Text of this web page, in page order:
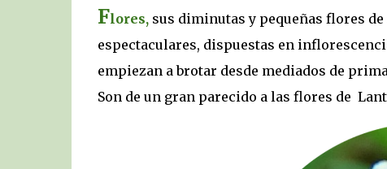
Flores,sus diminutas y pequeñas flores
espectaculares, dispuestas en
empiezan a brotar desde mediados de
Son de un gran parecido a las flores de